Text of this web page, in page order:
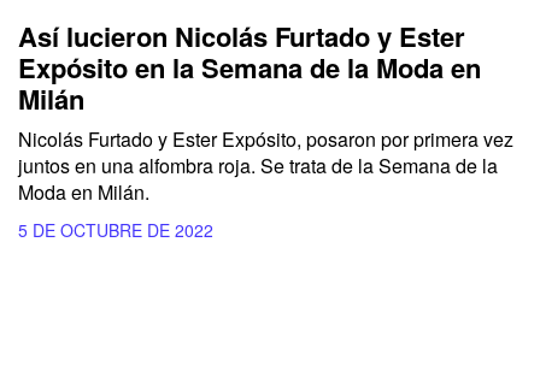
Así lucieron Nicolás Furtado y Ester
Expósito en la Semana de la Moda en
Milán
Nicolás Furtado y Ester Expósito, posaron por primera vez
juntos en una alfombra roja. Se trata de la Semana de la
Moda en Milán.
5 DE OCTUBRE DE 2022